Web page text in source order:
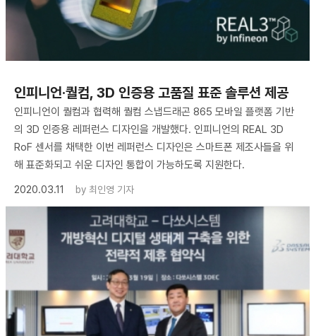
인피니언·퀄컴, 3D 인증용 고품질 표준 솔루션 제공
인피니언이 퀄컴과 협력해 퀄컴 스냅드래곤 865 모바일 플랫폼 기반
의 3D 인증용 레퍼런스 디자인을 개발했다. 인피니언의 REAL 3D
RoF 센서를 채택한 이번 레퍼런스 디자인은 스마트폰 제조사들을 위
해 표준화되고 쉬운 디자인 통합이 가능하도록 지원한다.
2020.03.11
by 최인영 기자